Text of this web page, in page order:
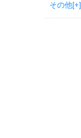
その他[+]